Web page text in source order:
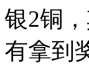
银2铜
有拿到